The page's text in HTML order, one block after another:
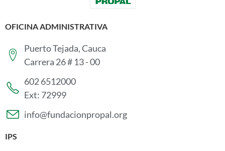
OFICINA ADMINISTRATIVA
Puerto Tejada, Cauca
Carrera 26 # 13 - 00
602 6512000
Ext: 72999
info@fundacionpropal.org
IPS